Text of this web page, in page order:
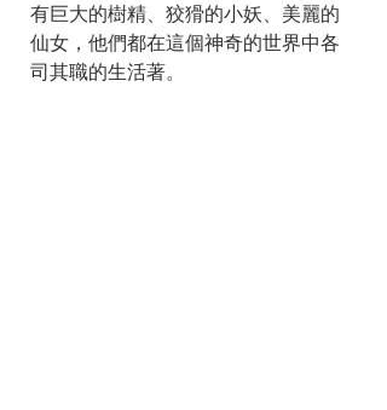
有巨大的樹精、狡猾的小妖、美麗的
仙女，他們都在這個神奇的世界中各
司其職的生活著。